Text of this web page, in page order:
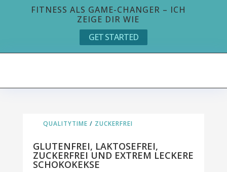
FITNESS ALS GAME-CHANGER – ICH
ZEIGE DIR WIE
GET STARTED
QUALITYTIME / ZUCKERFREI
GLUTENFREI, LAKTOSEFREI,
ZUCKERFREI UND EXTREM LECKERE
SCHOKOKEKSE